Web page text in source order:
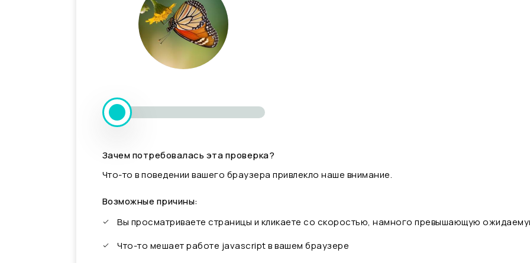
Зачем потребовалась эта проверка?
Что-то в поведении вашего браузера привлекло наше внимание.
Возможные причины:
Вы просматриваете страницы и кликаете со скоростью, намного превышающую
Что-то мешает работе javascript в вашем браузере